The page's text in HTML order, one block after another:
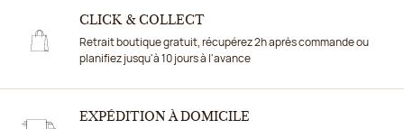
CLICK & COLLECT
Retrait boutique gratuit, récupérez 2h après commande ou
planifiez jusqu'à 10 jours à l'avance
EXPÉDITION À DOMICILE